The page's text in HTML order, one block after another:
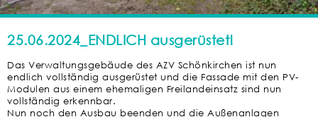
25.06.2024_ENDLICH ausgerüstet!
Das Verwaltungsgebäude des AZV Schönkirchen ist nun
endlich vollständig ausgerüstet und die Fassade mit den PV-
Modulen aus einem ehemaligen Freilandeinsatz sind nun
vollständig erkennbar.
Nun noch den Ausbau beenden und die Außenanlagen